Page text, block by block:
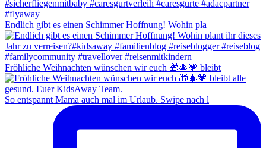
Endlich gibt es einen Schimmer Hoffnung! Wohin pla
Fröhliche Weihnachten wünschen wir euch 🎁🎄💗 bleibt
So entspannt Mama auch mal im Urlaub. Swipe nach l